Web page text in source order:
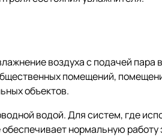
воздуха с подачей
помещений,
объектов.
водой. Для систем, где
нормальную